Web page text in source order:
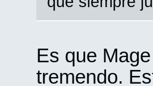
Es que
tremendo.